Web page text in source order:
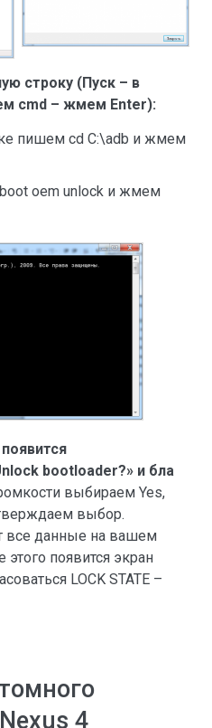
строку (Пуск – в
cmd – жмем Enter):
пишем cd C:\adb и жмем
oem unlock и жмем
bootloader?» и бла
выбираем Yes,
выбор.
все данные на вашем
этого появится экран
LOCK STATE –
4